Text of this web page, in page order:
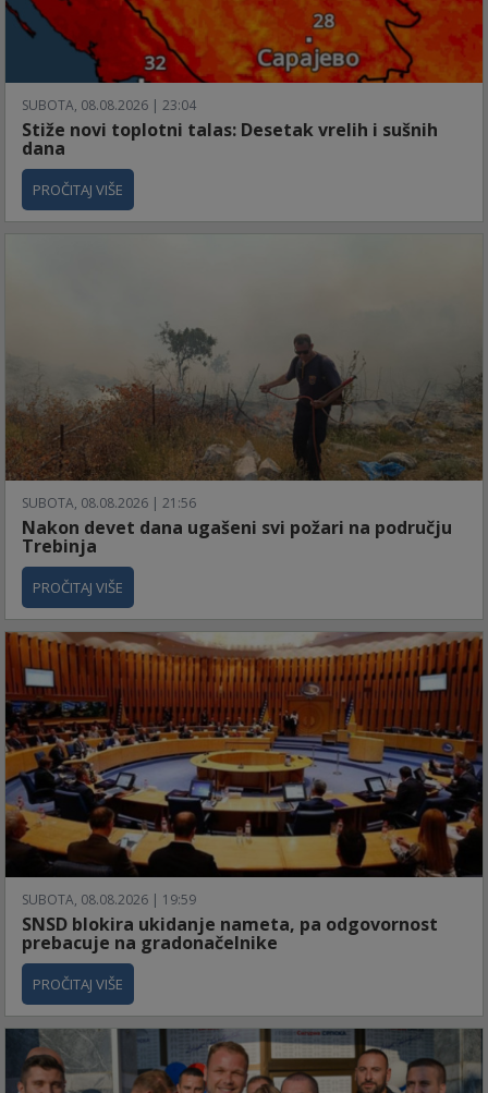
SUBOTA, 08.08.2026 | 23:04
Stiže novi toplotni talas: Desetak vrelih i sušnih
dana
PROČITAJ VIŠE
SUBOTA, 08.08.2026 | 21:56
Nakon devet dana ugašeni svi požari na području
Trebinja
PROČITAJ VIŠE
SUBOTA, 08.08.2026 | 19:59
SNSD blokira ukidanje nameta, pa odgovornost
prebacuje na gradonačelnike
PROČITAJ VIŠE